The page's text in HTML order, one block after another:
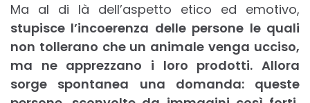
Ma al di là dell’aspetto etico ed emotivo,
stupisce l’incoerenza delle persone le quali
non tollerano che un animale venga ucciso,
ma ne apprezzano i loro prodotti. Allora
sorge spontanea una domanda: queste